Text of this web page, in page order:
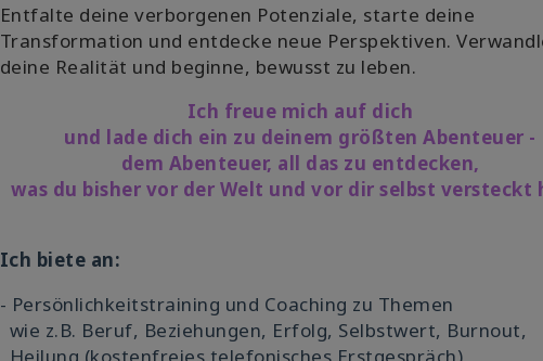
Entfalte deine verborgenen Potenziale, starte deine
Transformation und entdecke neue Perspektiven.
deine Realität und beginne, bewusst zu leben.
Ich freue mich auf dich
und lade dich ein zu deinem größten Abenteuer -
dem Abenteuer, all das zu entdecken,
was du bisher vor der Welt und vor dir selbst versteckt
Ich biete an:
- Persönlichkeitstraining und Coaching zu Themen
wie z.B. Beruf, Beziehungen, Erfolg, Selbstwert, Burnout,